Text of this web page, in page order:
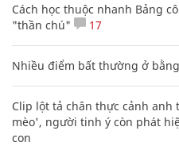
Cách học thuộc nhanh Bảng
"thần chú"
17
Nhiều điểm bất thường ở
Clip lột tả chân thực cảnh
mèo', người tinh ý còn phát
con